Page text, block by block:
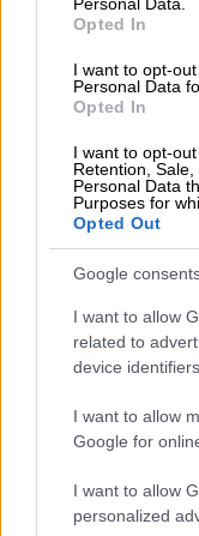
Opted In
I want to opt-
Personal Data
Opted In
I want to opt-
Retention,
Personal Data
Purposes for
Opted Out
Google
I want to allow
related to
device
I want to allow
Google for
I want to allow
personalized
Στο παρελθόν,
προσπαθήσει
, αλλά
σωστή ροή
εφεύρεση της
δομή
σιλικόνη που
κελύφους
όντως είναι
το οποίοδεν
προηγούμενα»,
Φοξ, ειδικός